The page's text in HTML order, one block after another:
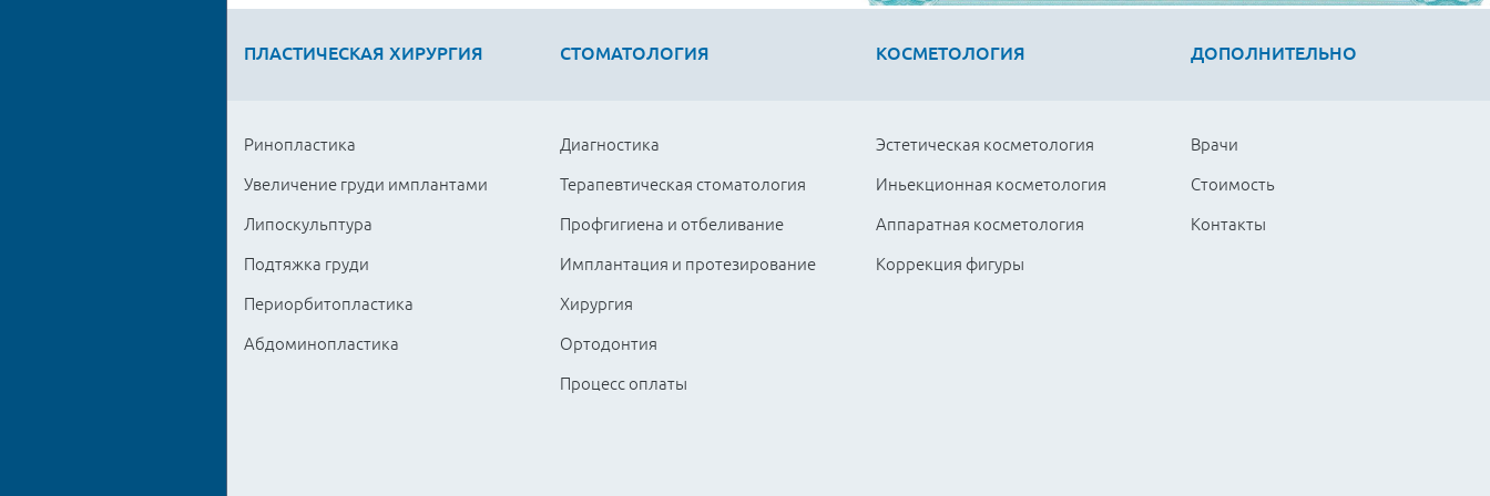
ПЛАСТИЧЕСКАЯ ХИРУРГИЯ
Ринопластика
Увеличение груди имплантами
Липоскульптура
Подтяжка груди
Периорбитопластика
Абдоминопластика
СТОМАТОЛОГИЯ
Диагностика
Терапевтическая стоматология
Профгигиена и отбеливание
Имплантация и протезирование
Хирургия
Ортодонтия
Процесс оплаты
КОСМЕТОЛОГИЯ
Эстетическая косметология
Иньекционная косметология
Аппаратная косметология
Коррекция фигуры
ДОПОЛНИТЕЛЬНО
Врачи
Стоимость
Контакты